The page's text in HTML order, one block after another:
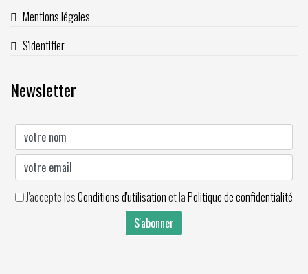
Mentions légales
S'identifier
Newsletter
J'accepte lesConditions d'utilisationet laPolitique de confidentialité